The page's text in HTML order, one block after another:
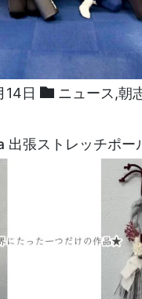
14日 ニュース ,朝
出張ストレッチポー